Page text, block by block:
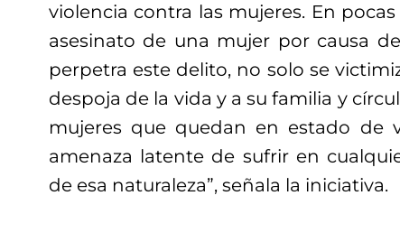
violencia contra las mujeres. En
asesinato de una mujer por causa
perpetra este delito, no solo se
despoja de la vida y a su familia y
mujeres que quedan en estado de
amenaza latente de sufrir en
de esa naturaleza”, señala la iniciativa.